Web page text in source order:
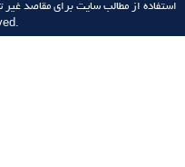
استفاده از مطالب سایت برای مقاصد غیر